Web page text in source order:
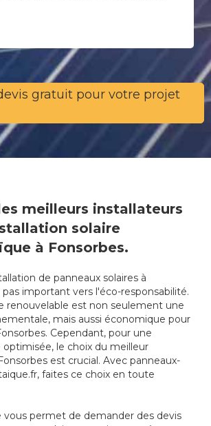
gratuit pour votre projet
meilleurs installateurs
solaire
à Fonsorbes.
de panneaux solaires à
important vers l'éco-responsabilité.
renouvelable est non seulement une
mais aussi économique pour
Cependant, pour une
optimisée, le choix du meilleur
est crucial. Avec panneaux-
faites ce choix en toute
permet de demander des devis